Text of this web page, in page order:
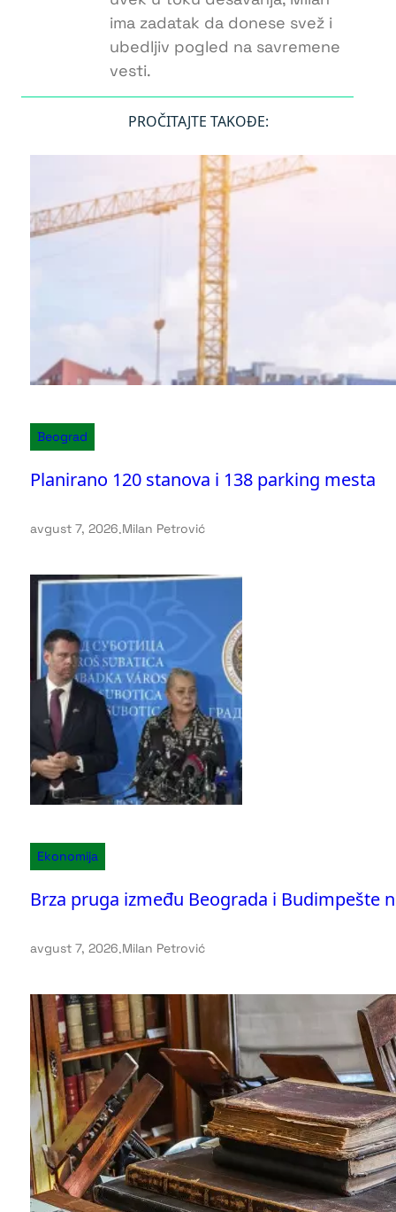
ima zadatak da donese svež i
ubedljiv pogled na savremene
vesti.
PROČITAJTE TAKOĐE:
Beograd
Planirano 120 stanova i 138 parking mesta
avgust 7, 2026.Milan Petrović
Ekonomija
Brza pruga između Beograda i Budimpešte
avgust 7, 2026.Milan Petrović